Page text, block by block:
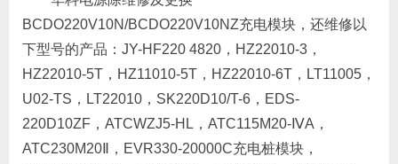
BCDO220V10N/BCDO220V10NZ充电模块，还维修以
下型号的产品：JY-HF220 4820，HZ22010-3，
HZ22010-5T，HZ11010-5T，HZ22010-6T，LT11005，
U02-TS，LT22010，SK220D10/T-6，EDS-
220D10ZF，ATCWZJ5-HL，ATC115M20-ⅣA，
ATC230M20Ⅱ，EVR330-20000C充电桩模块，